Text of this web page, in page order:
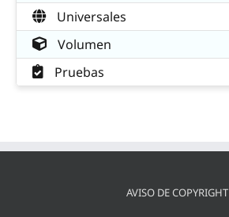
Universales
Volumen
Pruebas
AVISO DE COPYRIGHT